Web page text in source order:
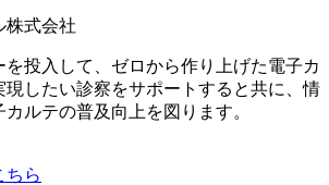
株式会社
投入して、ゼロから作り上げた電子カ
現したい診察をサポートすると共に、情
ルテの普及向上を図ります。
ちら